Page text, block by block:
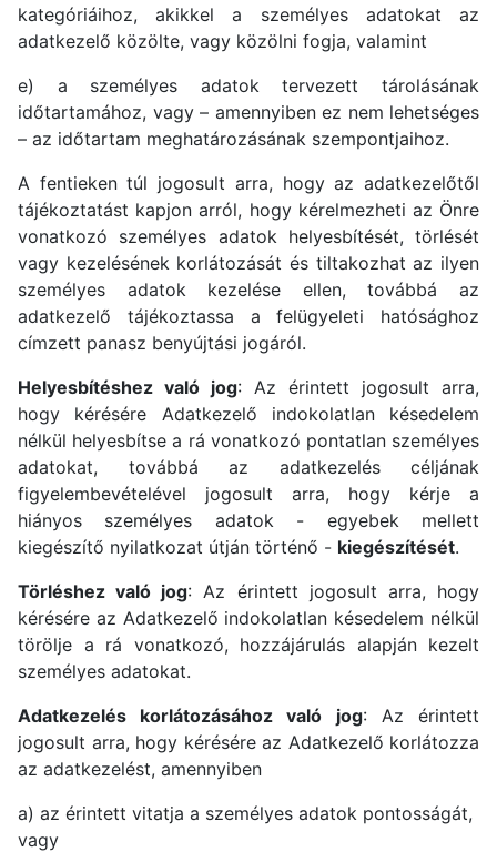
kategóriáihoz, akikkel a személyes adatokat az
adatkezelő közölte, vagy közölni fogja, valamint
e) a személyes adatok tervezett tárolásának
időtartamához, vagy – amennyiben ez nem lehetséges
– az időtartam meghatározásának szempontjaihoz.
A fentieken túl jogosult arra, hogy az adatkezelőtől
tájékoztatást kapjon arról, hogy kérelmezheti az Önre
vonatkozó személyes adatok helyesbítését, törlését
vagy kezelésének korlátozását és tiltakozhat az ilyen
személyes adatok kezelése ellen, továbbá az
adatkezelő tájékoztassa a felügyeleti hatósághoz
címzett panasz benyújtási jogáról.
Helyesbítéshez való jog: Az érintett jogosult arra,
hogy kérésére Adatkezelő indokolatlan késedelem
nélkül helyesbítse a rá vonatkozó pontatlan személyes
adatokat, továbbá az adatkezelés céljának
figyelembevételével jogosult arra, hogy kérje a
hiányos személyes adatok - egyebek mellett
kiegészítő nyilatkozat útján történő - kiegészítését.
Törléshez való jog: Az érintett jogosult arra, hogy
kérésére az Adatkezelő indokolatlan késedelem nélkül
törölje a rá vonatkozó, hozzájárulás alapján kezelt
személyes adatokat.
Adatkezelés korlátozásához való jog: Az érintett
jogosult arra, hogy kérésére az Adatkezelő korlátozza
az adatkezelést, amennyiben
a) az érintett vitatja a személyes adatok pontosságát,
vagy